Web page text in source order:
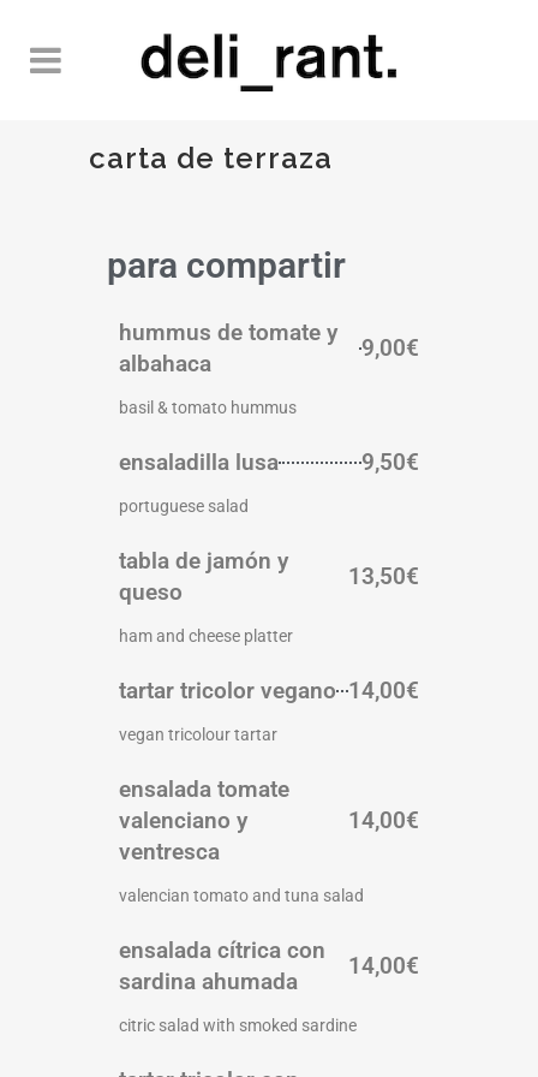
carta de terraza
para compartir
hummus de tomate y
albahaca
9,00€
basil & tomato hummus
ensaladilla lusa 9,50€
portuguese salad
tabla de jamón y
queso
13,50€
ham and cheese platter
tartar tricolor vegano 14,00€
vegan tricolour tartar
ensalada tomate
valenciano y
ventresca
14,00€
valencian tomato and tuna salad
ensalada cítrica con
sardina ahumada
14,00€
citric salad with smoked sardine